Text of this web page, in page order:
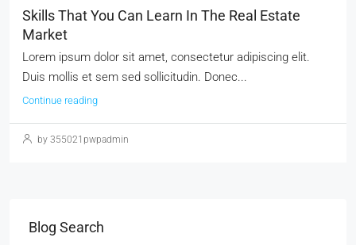
Skills That You Can Learn In The Real Estate
Market
Lorem ipsum dolor sit amet, consectetur adipiscing elit.
Duis mollis et sem sed sollicitudin. Donec...
Continue reading
by 355021pwpadmin
Blog Search